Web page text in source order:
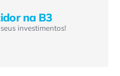
na B3
investimentos!